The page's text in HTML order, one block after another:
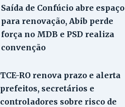
Saída de Confúcio abre espaço
para renovação, Abib perde
força no MDB e PSD realiza
convenção
TCE-RO renova prazo e alerta
prefeitos, secretários e
controladores sobre risco de